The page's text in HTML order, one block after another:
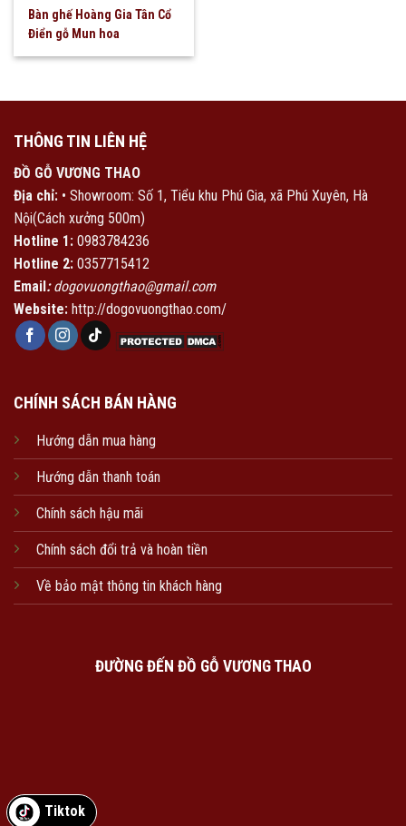
Bàn ghế Hoàng Gia Tân Cổ
Điển gỗ Mun hoa
THÔNG TIN LIÊN HỆ
ĐỒ GỖ VƯƠNG THAO
Địa chỉ: • Showroom: Số 1, Tiểu khu Phú Gia, xã Phú Xuyên, Hà
Nội(Cách xưởng 500m)
Hotline 1: 0983784236
Hotline 2: 0357715412
Email :dogovuongthao@gmail.com
Website: http://dogovuongthao.com/
CHÍNH SÁCH BÁN HÀNG
Hướng dẫn mua hàng
Hướng dẫn thanh toán
Chính sách hậu mãi
Chính sách đổi trả và hoàn tiền
Về bảo mật thông tin khách hàng
ĐƯỜNG ĐẾN ĐỒ GỖ VƯƠNG THAO
Tiktok